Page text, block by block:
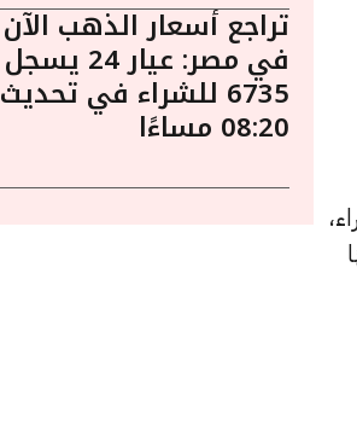
جنيهًا للشراء،
جنيهًا
تراجع أسعار الذهب الآن
في مصر: عيار 24 يسجل
6735 للشراء في تحديث
08:20 مساءًا